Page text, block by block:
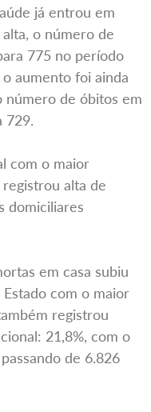
já entrou em
o número de
775 no período
aumento foi ainda
número de óbitos em
729.
com o maior
alta de
domiciliares
em casa subiu
com o maior
registrou
21,8%, com o
de 6.826